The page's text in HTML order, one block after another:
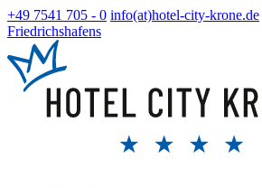
+49 7541 705 - 0 info(at)hotel-city-krone.de
Friedrichshafens